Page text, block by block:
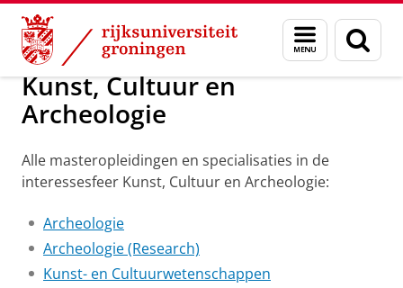
Skip
Content
Skip
Navigation
Menu
en
zoeken
Onderwijs Masteropleidingen op interessegebied
Kunst, Cultuur en
Archeologie
Alle masteropleidingen en specialisaties in de
interessesfeer Kunst, Cultuur en Archeologie:
Archeologie
Archeologie (Research)
Kunst- en Cultuurwetenschappen